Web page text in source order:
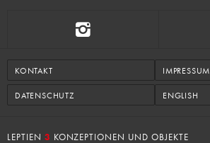
KONTAKT IMPRESSUM
DATENSCHUTZ ENGLISH
LEPTIEN 3 KONZEPTIONEN UND OBJEKTE